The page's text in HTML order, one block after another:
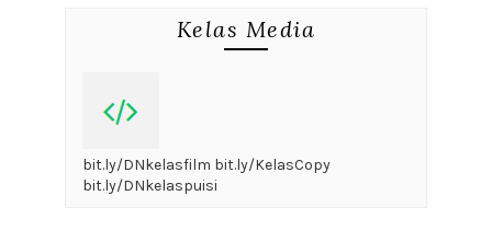
Kelas Media
bit.ly/DNkelasfilm bit.ly/KelasCopy
bit.ly/DNkelaspuisi